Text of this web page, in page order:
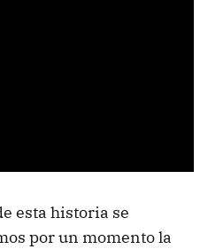
esta historia se
por un momento la